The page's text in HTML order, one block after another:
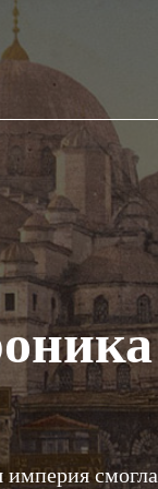
империя смогла